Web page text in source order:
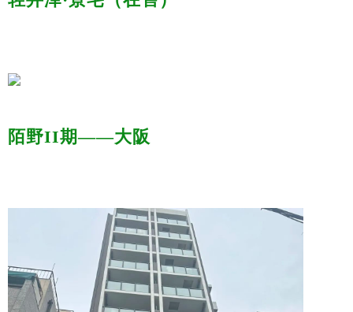
陌野II期——大阪